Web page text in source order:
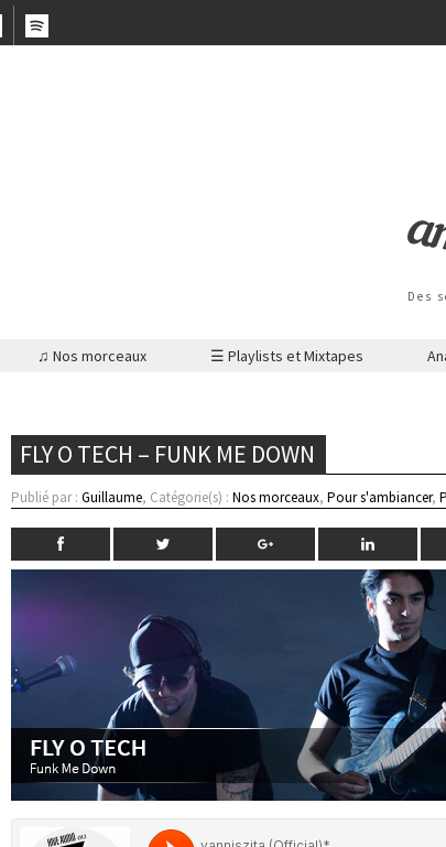
Des
♫ Nos morceaux ☰ Playlists et Mixtapes
FLY O TECH – FUNK ME DOWN
Publié par :Guillaume, Catégorie(s) :Nos morceaux,Pour s'ambiancer,